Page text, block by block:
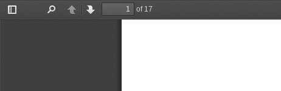
Toggle
PreviousNext
of 17